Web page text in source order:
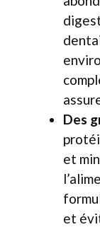
Des
et
et